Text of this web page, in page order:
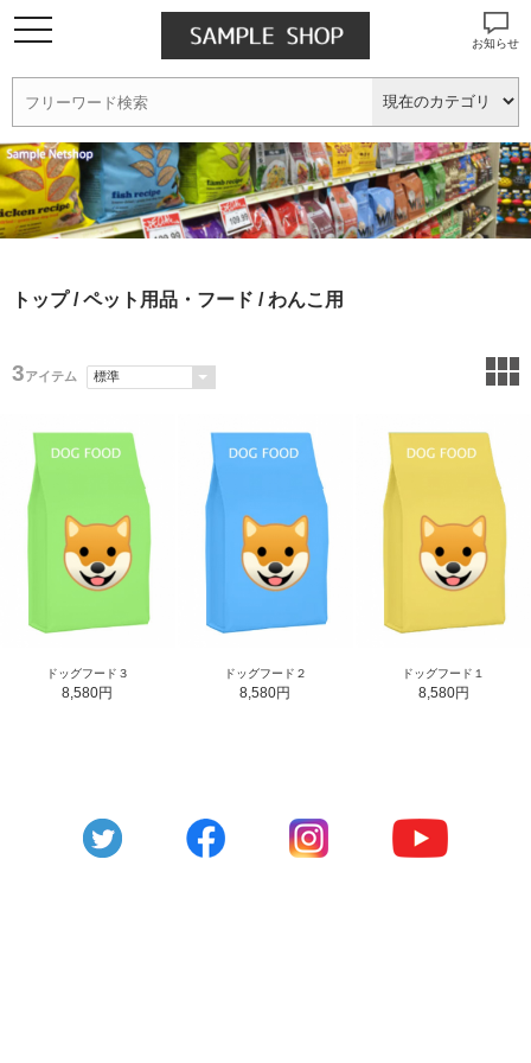
お知らせ
トップ/ ペット用品・フード / わんこ用
3アイテム
ドッグフード３
8,580円
ドッグフード２
8,580円
ドッグフード１
8,580円